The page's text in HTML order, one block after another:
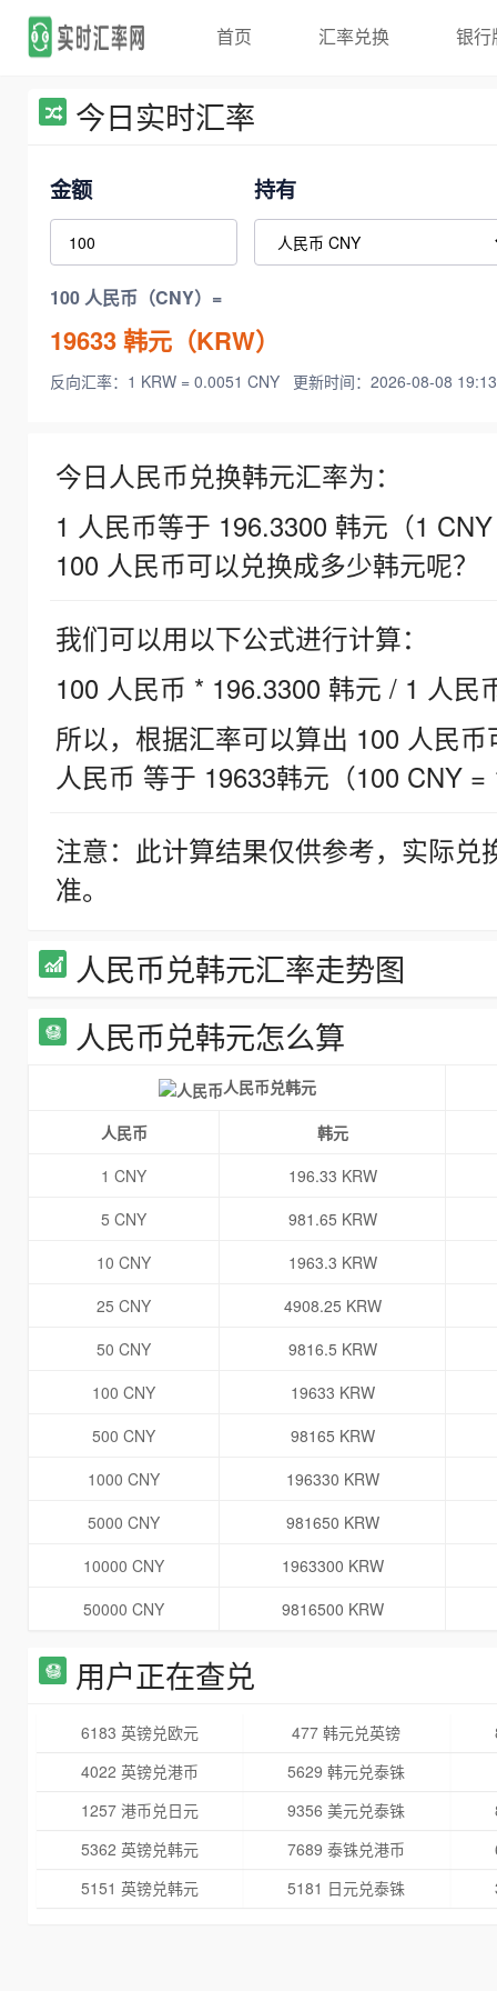
首页 汇率兑换 银行
今日实时汇率
金额 持有
100 人民币（CNY）=
19633韩元（KRW）
反向汇率：1 KRW = 0.0051 CNY 更新时间：2026-08-08
今日人民币兑换韩元汇率为：
1 人民币等于 196.3300 韩元（1
100 人民币可以兑换成多少韩元呢？
我们可以用以下公式进行计算：
100 人民币 * 196.3300 韩元 / 1 人民
所以，根据汇率可以算出 100 人民
人民币 等于 19633韩元（100 CNY =
注意：此计算结果仅供参考，实际
准。
人民币兑韩元汇率走势图
人民币兑韩元怎么算
人民币兑韩元
人民币
韩元
1 CNY
196.33 KRW
5 CNY
981.65 KRW
10 CNY
1963.3 KRW
25 CNY
4908.25 KRW
50 CNY
9816.5 KRW
100 CNY
19633 KRW
500 CNY
98165 KRW
1000 CNY
196330 KRW
5000 CNY
981650 KRW
10000 CNY
1963300 KRW
50000 CNY
9816500 KRW
用户正在查兑
6183 英镑兑欧元 477 韩元兑英镑
4022 英镑兑港币
5629 韩元兑泰铢
1257 港币兑日元
9356 美元兑泰铢
5362 英镑兑韩元
7689 泰铢兑港币
5151 英镑兑韩元
5181 日元兑泰铢